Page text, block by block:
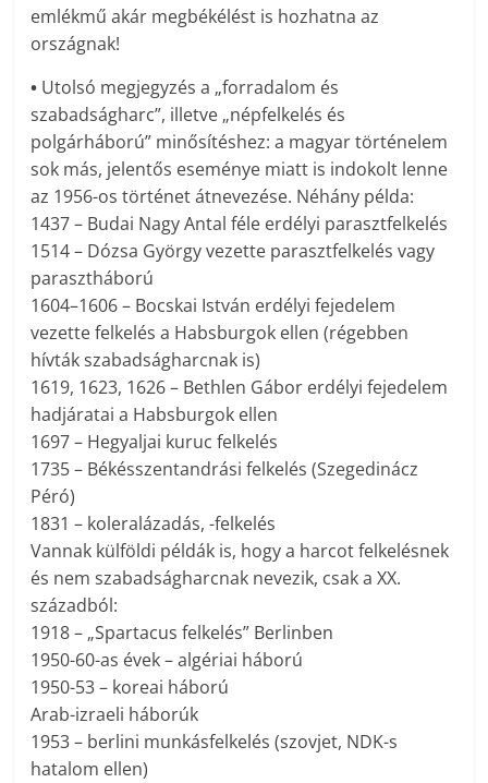
emlékmű akár megbékélést is hozhatna az
országnak!
• Utolsó megjegyzés a „forradalom és
szabadságharc”, illetve „népfelkelés és
polgárháború” minősítéshez: a magyar történelem
sok más, jelentős eseménye miatt is indokolt lenne
az 1956-os történet átnevezése. Néhány példa:
1437 – Budai Nagy Antal féle erdélyi parasztfelkelés
1514 – Dózsa György vezette parasztfelkelés vagy
parasztháború
1604–1606 – Bocskai István erdélyi fejedelem
vezette felkelés a Habsburgok ellen (régebben
hívták szabadságharcnak is)
1619, 1623, 1626 – Bethlen Gábor erdélyi fejedelem
hadjáratai a Habsburgok ellen
1697 – Hegyaljai kuruc felkelés
1735 – Békésszentandrási felkelés (Szegedinácz
Péró)
1831 – koleralázadás, -felkelés
Vannak külföldi példák is, hogy a harcot felkelésnek
és nem szabadságharcnak nevezik, csak a XX.
századból:
1918 – „Spartacus felkelés” Berlinben
1950-60-as évek – algériai háború
1950-53 – koreai háború
Arab-izraeli háborúk
1953 – berlini munkásfelkelés (szovjet, NDK-s
hatalom ellen)